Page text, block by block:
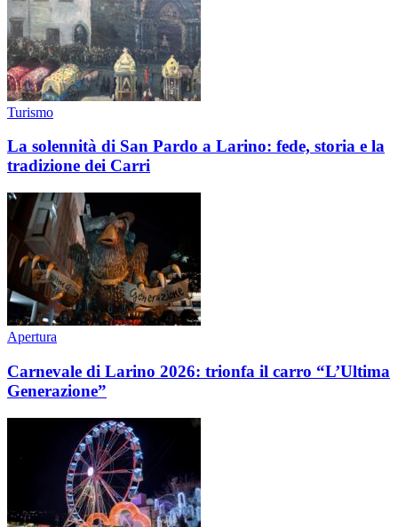
Turismo
La solennità di San Pardo a Larino: fede, storia e la
tradizione dei Carri
Apertura
Carnevale di Larino 2026: trionfa il carro “L’Ultima
Generazione”